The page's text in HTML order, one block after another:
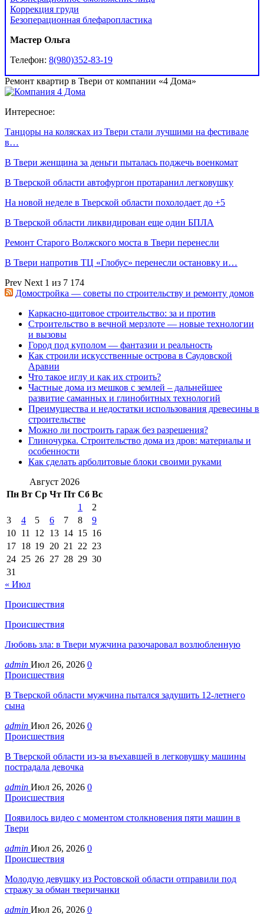
Коррекция груди
Безоперационная блефаропластика
Мастер Ольга
Телефон: 8(980)352-83-19
Ремонт квартир в Твери от компании «4 Дома»
Интересное:
Танцоры на колясках из Твери стали лучшими на фестивале
в…
В Твери женщина за деньги пыталась поджечь военкомат
В Тверской области автофургон протаранил легковушку
На новой неделе в Тверской области похолодает до +5
В Тверской области ликвидирован еще один БПЛА
Ремонт Старого Волжского моста в Твери перенесли
В Твери напротив ТЦ «Глобус» перенесли остановку и…
Prev Next 1 из 7 174
Домостройка — советы по строительству и ремонту домов
Каркасно-щитовое строительство: за и против
Строительство в вечной мерзлоте — новые технологии
и вызовы
Город под куполом — фантазии и реальность
Как строили искусственные острова в Саудовской
Аравии
Что такое иглу и как их строить?
Частные дома из мешков с землей – дальнейшее
развитие саманных и глинобитных технологий
Преимущества и недостатки использования древесины в
строительстве
Можно ли построить гараж без разрешения?
Глиночурка. Строительство дома из дров: материалы и
особенности
Как сделать арболитовые блоки своими руками
Август 2026
Пн Вт Ср Чт Пт Сб Вс
1
2
3
4 5 6 7 8
9
10 11 12 13 14 15 16
17 18 19 20 21 22 23
24 25 26 27 28 29 30
31
« Июл
Происшествия
Происшествия
Любовь зла: в Твери мужчина разочаровал возлюбленную
admin Июл 26, 2026 0
Происшествия
В Тверской области мужчина пытался задушить 12-летнего
сына
admin Июл 26, 2026 0
Происшествия
В Тверской области из-за въехавшей в легковушку машины
пострадала девочка
admin Июл 26, 2026 0
Происшествия
Появилось видео с моментом столкновения пяти машин в
Твери
admin Июл 26, 2026 0
Происшествия
Молодую девушку из Ростовской области отправили под
стражу за обман тверичанки
admin Июл 26, 2026 0